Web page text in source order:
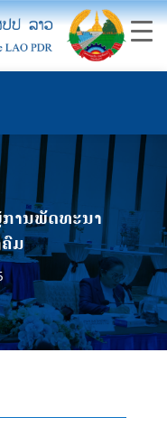
ການພັດທະນາ
ມ